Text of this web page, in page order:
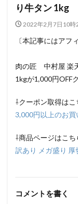
り牛タン 1kg
2022年2月7日10時
〔本記事にはアフ
肉の匠 中村屋 楽
1kgが1,000円OFF
⇩クーポン取得はこ
3,000円以上のお
⇩商品ページはこち
訳あり メガ盛り
コメントを書く